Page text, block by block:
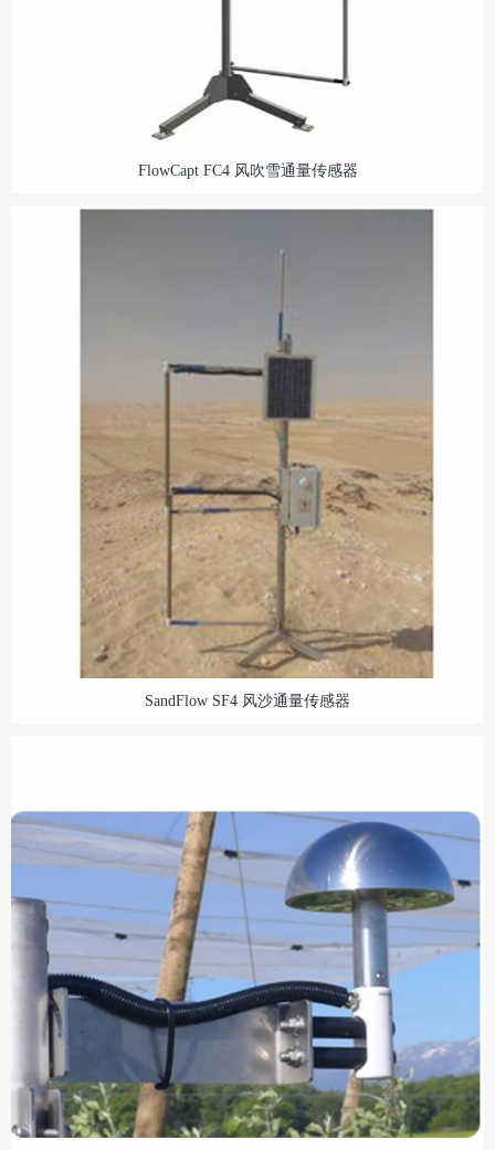
FlowCapt FC4 风吹雪通量传感器
SandFlow SF4 风沙通量传感器